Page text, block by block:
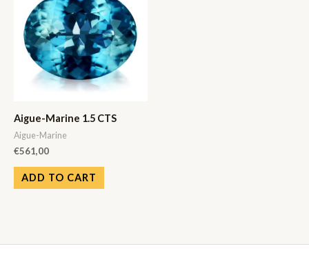
Aigue-Marine 1.5 CTS
Aigue-Marine
€561,00
ADD TO CART